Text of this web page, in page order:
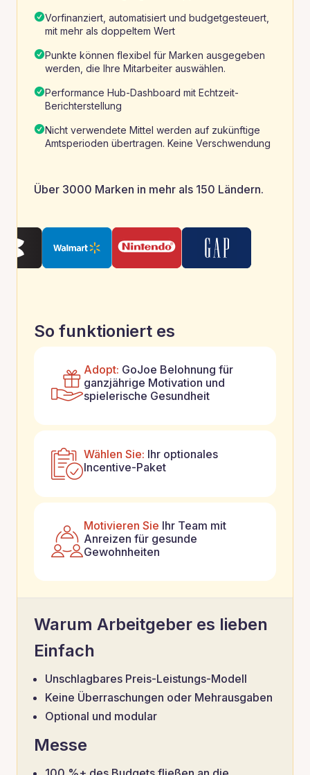
Vorfinanziert, automatisiert und budgetgesteuert,
mit mehr als doppeltem Wert
Punkte können flexibel für Marken ausgegeben
werden, die Ihre Mitarbeiter auswählen.
Performance Hub-Dashboard mit Echtzeit-
Berichterstellung
Nicht verwendete Mittel werden auf zukünftige
Amtsperioden übertragen. Keine Verschwendung
Über 3000 Marken in mehr als 150 Ländern.
So funktioniert es
Adopt: GoJoe Belohnung für
ganzjährige Motivation und
spielerische Gesundheit
Wählen Sie: Ihr optionales
Incentive-Paket
Motivieren Sie Ihr Team mit
Anreizen für gesunde
Gewohnheiten
Warum Arbeitgeber es lieben
Einfach
Unschlagbares Preis-Leistungs-Modell
Keine Überraschungen oder Mehrausgaben
Optional und modular
Messe